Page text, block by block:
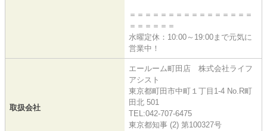
＝＝＝＝＝＝＝＝＝＝＝＝＝＝＝＝
＝＝＝＝＝＝
水曜定休：10:00～19:00まで元気に
営業中！
取扱会社
エールーム町田店 株式会社ライフ
アシスト
東京都町田市中町１丁目1-4 No.R町
田北 501
TEL:042-707-6475
東京都知事 (2) 第100327号